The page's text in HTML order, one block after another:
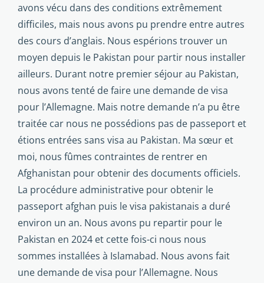
avons vécu dans des conditions extrêmement
difficiles, mais nous avons pu prendre entre autres
des cours d’anglais. Nous espérions trouver un
moyen depuis le Pakistan pour partir nous instal­ler
ailleurs. Durant notre premier séjour au Pakistan,
nous avons tenté de faire une demande de visa
pour l’Allemagne. Mais notre demande n’a pu être
traitée car nous ne possé­dions pas de passeport et
étions entrées sans visa au Pakis­tan. Ma sœur et
moi, nous fûmes contraintes de rentrer en
Afghanistan pour obtenir des documents officiels.
La procé­dure administrative pour obtenir le
passeport afghan puis le visa pakistanais a duré
environ un an. Nous avons pu repartir pour le
Pakistan en 2024 et cette fois-ci nous nous
sommes installées à Islamabad. Nous avons fait
une demande de visa pour l’Allemagne. Nous